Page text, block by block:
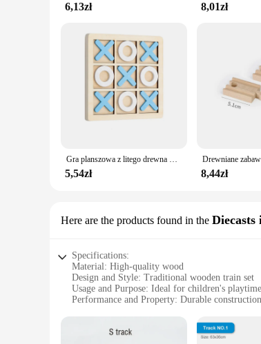
6,13zł 8,01zł
Gra planszowa z litego drewna Tic Tac Toe - idealna do zabawy rodzinnej i rozrywki na podwórku!
5,54zł 8,44zł
Here are the products found in the
Specifications:
Material: High-quality wood
Design and Style: Traditional wooden train set
Usage and Purpose: Ideal for children's
Performance and Property: Durable
Parts and Accessories: Includes various train